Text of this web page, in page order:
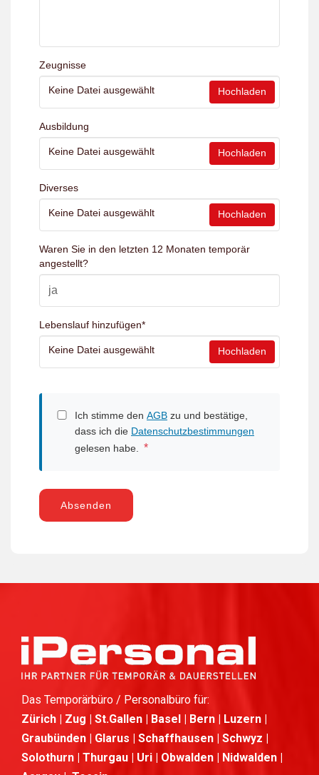
Zeugnisse
Keine Datei ausgewählt Hochladen
Ausbildung
Keine Datei ausgewählt Hochladen
Diverses
Keine Datei ausgewählt Hochladen
Waren Sie in den letzten 12 Monaten temporär
angestellt?
Lebenslauf hinzufügen*
Keine Datei ausgewählt Hochladen
Ich stimme den AGB zu und bestätige,
dass ich die Datenschutzbestimmungen
gelesen habe.
*
Absenden
Das Temporärbüro / Personalbüro für:
Zürich | Zug | St.Gallen | Basel | Bern | Luzern |
Graubünden | Glarus | Schaffhausen | Schwyz |
Solothurn | Thurgau | Uri | Obwalden | Nidwalden |